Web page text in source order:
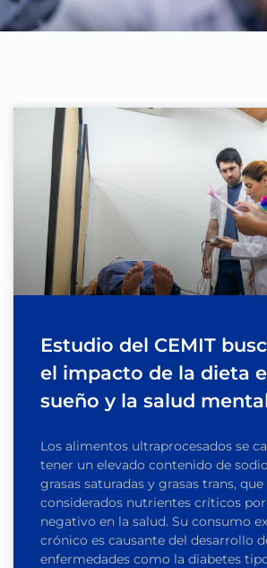
Estudio del CEMIT
el impacto de la dieta
sueño y la salud
Los alimentos ultraprocesados se
tener un elevado contenido de
grasas saturadas y grasas trans, que
considerados nutrientes críticos
negativo en la salud. Su consumo
crónico es causante del desarrollo
enfermedades como la diabetes